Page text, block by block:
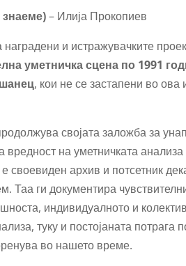
знаеме)– Илија Прокопиев
и истражувачките
уметничка сцена по 1991
, кои не се застапени во ова
својата заложба за
на уметничката
своевиден архив и потсетник
Таа ги документира
индивидуалното и
туку и постојаната
во нашето време.